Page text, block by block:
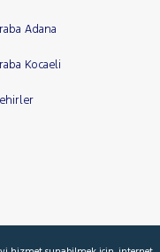
Adana
Kocaeli